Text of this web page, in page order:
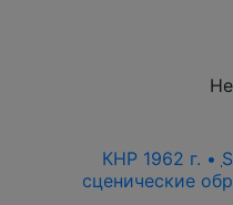
КНР 1962 г. •
сценические